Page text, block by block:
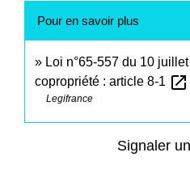
Pour en savoir plus
Loi n°65-557 du 10
copropriété : article 8-1 open_in_new
Legifrance
Signaler